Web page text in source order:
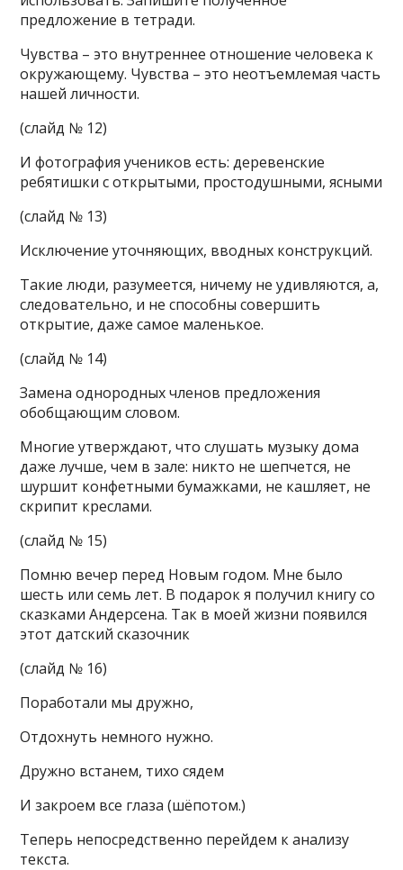
предложение в тетради.
Чувства – это внутреннее отношение человека к
окружающему. Чувства – это неотъемлемая часть
нашей личности.
(слайд № 12)
И фотография учеников есть: деревенские
ребятишки с открытыми, простодушными, ясными
(слайд № 13)
Исключение уточняющих, вводных конструкций.
Такие люди, разумеется, ничему не удивляются, а,
следовательно, и не способны совершить
открытие, даже самое маленькое.
(слайд № 14)
Замена однородных членов предложения
обобщающим словом.
Многие утверждают, что слушать музыку дома
даже лучше, чем в зале: никто не шепчется, не
шуршит конфетными бумажками, не кашляет, не
скрипит креслами.
(слайд № 15)
Помню вечер перед Новым годом. Мне было
шесть или семь лет. В подарок я получил книгу со
сказками Андерсена. Так в моей жизни появился
этот датский сказочник
(слайд № 16)
Поработали мы дружно,
Отдохнуть немного нужно.
Дружно встанем, тихо сядем
И закроем все глаза (шёпотом.)
Теперь непосредственно перейдем к анализу
текста.